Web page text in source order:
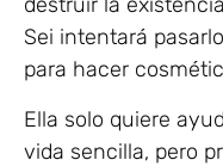
destruir la
Sei intentará
para hacer
Ella solo quiere
vida sencilla, pero